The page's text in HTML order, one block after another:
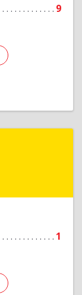
9
1
Подробнее